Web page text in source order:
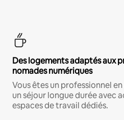
Des logements adaptés aux
nomades numériques
Vous êtes un professionnel
un séjour longue durée avec
espaces de travail dédiés.